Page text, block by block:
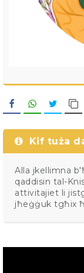
FacebookWhatsApp
Twitter
Kif tuża
Alla jkellimna
qaddisin tal-
attivitajiet li
jħeġġuk tgħix